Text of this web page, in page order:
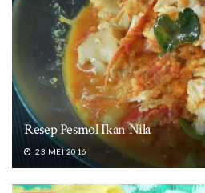
Resep Pesmol Ikan Nila
23 MEI 2016